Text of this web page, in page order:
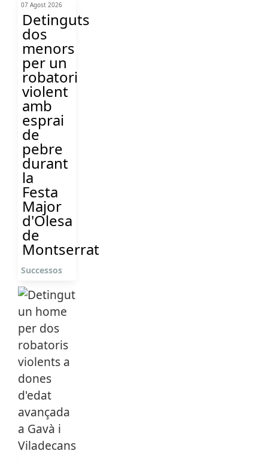
07 Agost 2026
Detinguts
dos
menors
per un
robatori
violent
amb
esprai
de
pebre
durant
la
Festa
Major
d'Olesa
de
Montserrat
Successos